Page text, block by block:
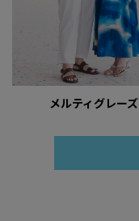
メルティグレーズ